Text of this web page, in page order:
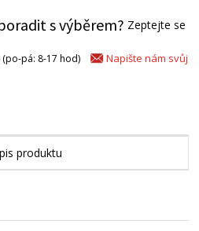
s výběrem? Zeptejte se
(po-pá: 8-17 hod)
Napište nám svůj
produktu
ke stažení